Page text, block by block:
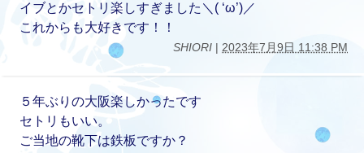
イブとかセトリ楽しすぎました＼( ‘ω’)／
これからも大好きです！！
SHIORI | 2023年7月9日 11:38 PM
５年ぶりの大阪楽しかったです
セトリもいい。
ご当地の靴下は鉄板ですか？